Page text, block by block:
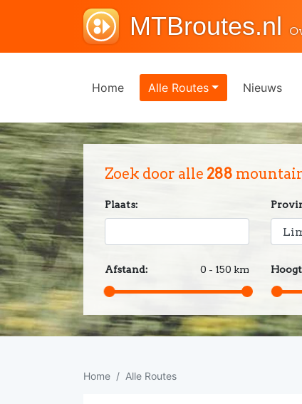
MTBroutes.nl
Home Alle Routes Nieuws
Zoek door alle 288
Plaats:
Afstand: 0 - 150 km
Home Alle Routes